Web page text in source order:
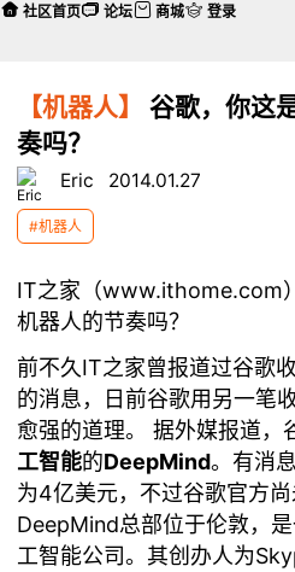
【机器人】
谷歌，你这
奏吗？
Eric 2014.01.27
#机器人
IT之家 （www.ithome.com
机器人的节奏吗？
前不久IT之家曾报道过谷歌
的消息，日前谷歌用另一笔
愈强的道理。 据外媒报道，
工智能的DeepMind。有消
为4亿美元，不过谷歌官方尚
DeepMind总部位于伦敦，
工智能公司。其创办人为
社区首页 论坛 商城 登录